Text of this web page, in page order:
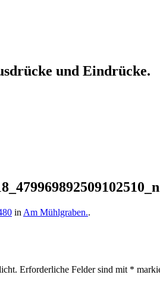
und Eindrücke.
in Am Mühlgraben..
Erforderliche Felder sind mit *